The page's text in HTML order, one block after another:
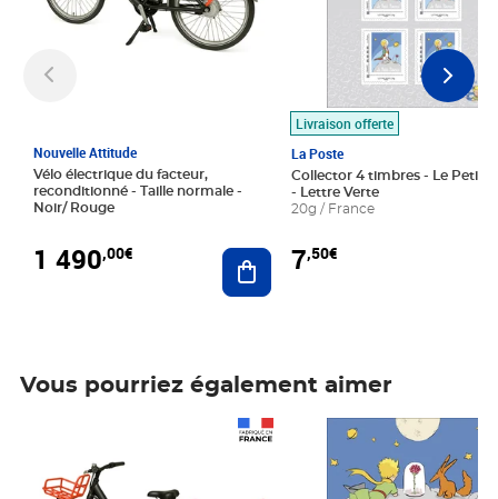
Nouvelle Attitude
Vélo électrique du facteur,
reconditionné - Taille normale -
Noir/ Rouge
1 490,00€ Ajouter au panier
Livraison offerte
La Poste
Collector 4 timbres - Le Petit
- Lettre Verte
20g / France
7,50€
Vous pourriez également aimer
Prix 7,50€